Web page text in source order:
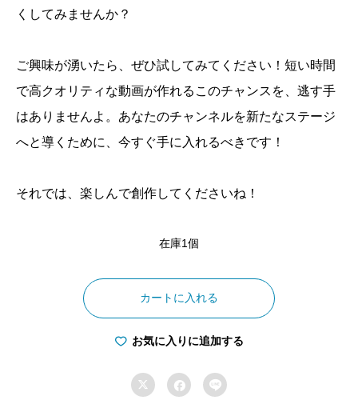
くしてみませんか？
ご興味が湧いたら、ぜひ試してみてください！短い時間
で高クオリティな動画が作れるこのチャンスを、逃す手
はありませんよ。あなたのチャンネルを新たなステージ
へと導くために、今すぐ手に入れるべきです！
それでは、楽しんで創作してくださいね！
在庫1個
健
室
の
ッ
カートに入れる
お気に入りに追加する
  